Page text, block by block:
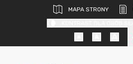
MAPA STRONY